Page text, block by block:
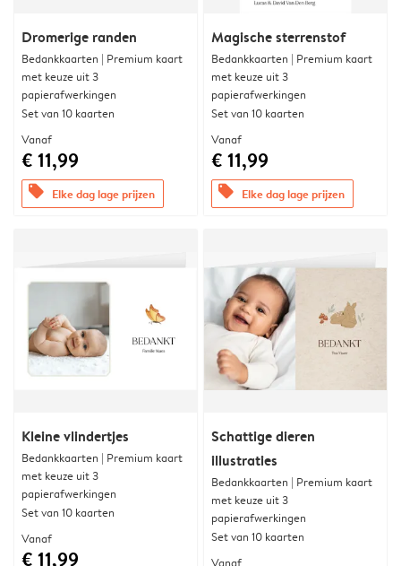
Dromerige randen
Bedankkaarten | Premium kaart
met keuze uit 3
papierafwerkingen
Set van 10 kaarten
Vanaf
€ 11,99
offers Elke dag lage prijzen
Magische sterrenstof
Bedankkaarten | Premium kaart
met keuze uit 3
papierafwerkingen
Set van 10 kaarten
Vanaf
€ 11,99
offers Elke dag lage prijzen
Kleine vlindertjes
Bedankkaarten | Premium kaart
met keuze uit 3
papierafwerkingen
Set van 10 kaarten
Vanaf
€ 11,99
Schattige dieren
illustraties
Bedankkaarten | Premium kaart
met keuze uit 3
papierafwerkingen
Set van 10 kaarten
Vanaf